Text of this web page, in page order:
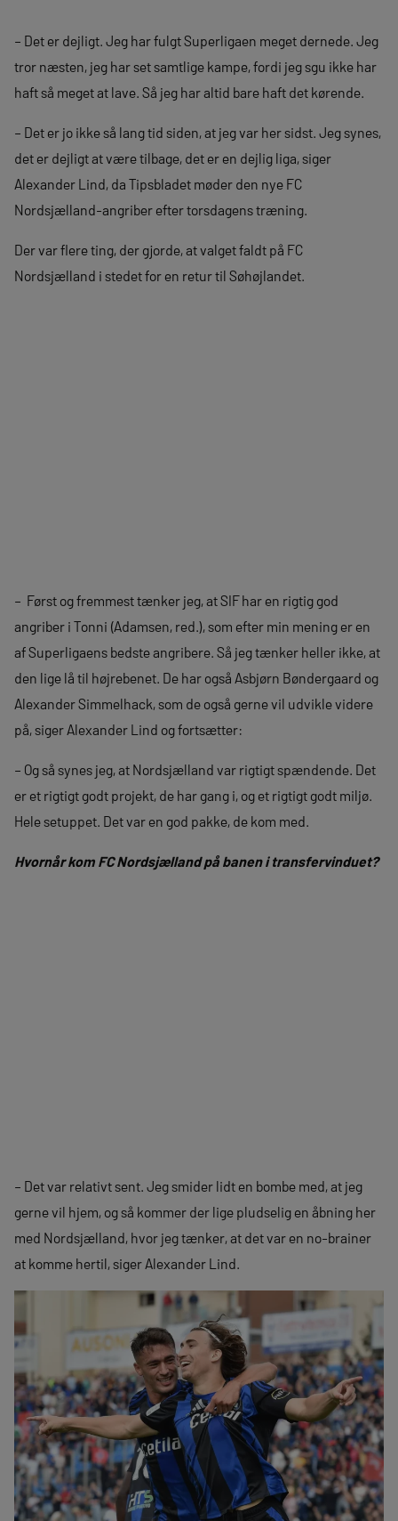
– Det er dejligt. Jeg har fulgt Superligaen meget dernede. Jeg
tror næsten, jeg har set samtlige kampe, fordi jeg sgu ikke har
haft så meget at lave. Så jeg har altid bare haft det kørende.
– Det er jo ikke så lang tid siden, at jeg var her sidst. Jeg synes,
det er dejligt at være tilbage, det er en dejlig liga, siger
Alexander Lind, da Tipsbladet møder den nye FC
Nordsjælland-angriber efter torsdagens træning.
Der var flere ting, der gjorde, at valget faldt på FC
Nordsjælland i stedet for en retur til Søhøjlandet.
– Først og fremmest tænker jeg, at SIF har en rigtig god
angriber i Tonni (Adamsen, red.), som efter min mening er en
af Superligaens bedste angribere. Så jeg tænker heller ikke, at
den lige lå til højrebenet. De har også Asbjørn Bøndergaard og
Alexander Simmelhack, som de også gerne vil udvikle videre
på, siger Alexander Lind og fortsætter:
– Og så synes jeg, at Nordsjælland var rigtigt spændende. Det
er et rigtigt godt projekt, de har gang i, og et rigtigt godt miljø.
Hele setuppet. Det var en god pakke, de kom med.
Hvornår kom FC Nordsjælland på banen i transfervinduet?
– Det var relativt sent. Jeg smider lidt en bombe med, at jeg
gerne vil hjem, og så kommer der lige pludselig en åbning her
med Nordsjælland, hvor jeg tænker, at det var en no-brainer
at komme hertil, siger Alexander Lind.